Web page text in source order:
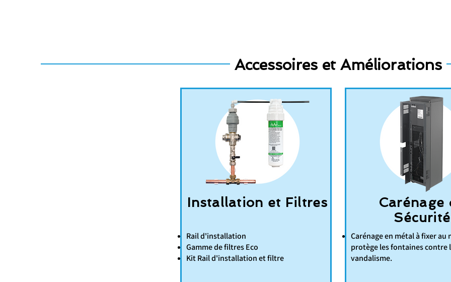
Accessoires et Améliorations
Installation et Filtres
Rail d'installation
Gamme de filtres Eco
Kit Rail d'installation et filtre
Carénage
Sécurité
Carénage en métal à fixer au
protège les fontaines contre
vandalisme.